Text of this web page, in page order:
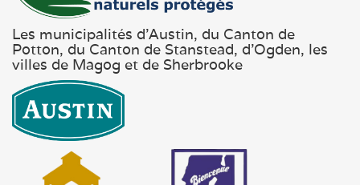
Les municipalités d'Austin, du Canton de
Potton, du Canton de Stanstead, d'Ogden, les
villes de Magog et de Sherbrooke